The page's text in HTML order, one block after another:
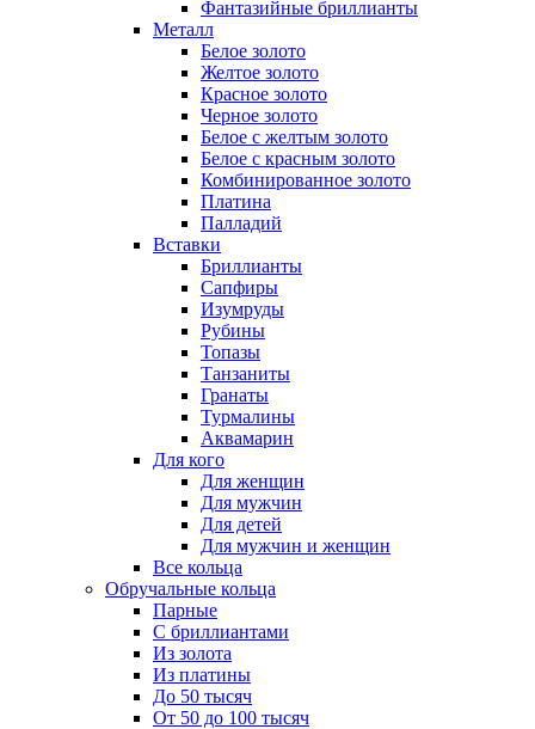
Фантазийные бриллианты
Металл
Белое золото
Желтое золото
Красное золото
Черное золото
Белое с желтым золото
Белое с красным золото
Комбинированное золото
Платина
Палладий
Вставки
Бриллианты
Сапфиры
Изумруды
Рубины
Топазы
Танзаниты
Гранаты
Турмалины
Аквамарин
Для кого
Для женщин
Для мужчин
Для детей
Для мужчин и женщин
Все кольца
Обручальные кольца
Парные
С бриллиантами
Из золота
Из платины
До 50 тысяч
От 50 до 100 тысяч